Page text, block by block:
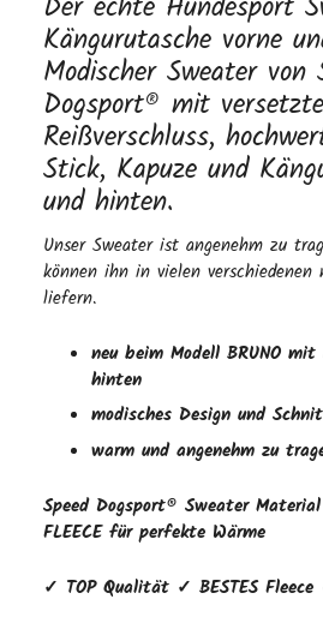
Kängurutasche vorne
Modischer Sweater von
Dogsport® mit
Reißverschluss,
Stick, Kapuze und
und hinten.
Unser Sweater ist angenehm zu
können ihn in vielen verschiedenen
liefern.
neu beim Modell BRUNO mit
hinten
modisches Design und
warm und angenehm zu
Speed Dogsport® Sweater
FLEECE für perfekte Wärme
✓ TOP Qualität ✓ BESTES Fleece